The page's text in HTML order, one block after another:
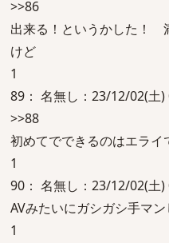
>>86
出来る！というかした！
けど
1
89： 名無し：23/12/02(土
>>88
初めてでできるのはエライ
1
90： 名無し：23/12/02(土)
AVみたいにガシガシ手マ
1